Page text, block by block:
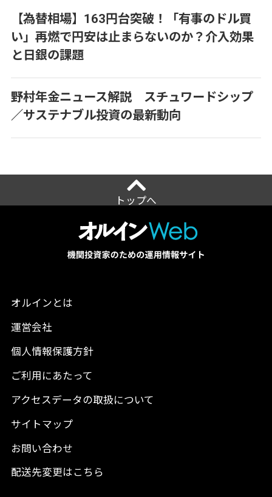
【為替相場】163円台突破！「有事のドル買
い」再燃で円安は止まらないのか？介入効果
と日銀の課題
野村年金ニュース解説 スチュワードシップ
／サステナブル投資の最新動向
トップへ
オルインとは
運営会社
個人情報保護方針
ご利用にあたって
アクセスデータの取扱について
サイトマップ
お問い合わせ
配送先変更はこちら